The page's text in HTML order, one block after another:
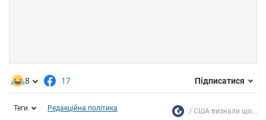
8 17 Підписатися
Теги Редакційна політика США визнали що...